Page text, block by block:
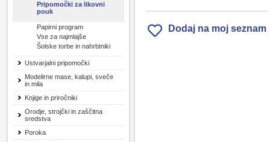
Pripomočki za likovni
pouk
Papirni program
Vse za najmlajše
Šolske torbe in nahrbtniki
Ustvarjalni pripomočki
Modelirne mase, kalupi, sveče
in mila
Knjige in priročniki
Orodje, strojčki in zaščitna
sredstva
Poroka
Dodaj na moj seznam